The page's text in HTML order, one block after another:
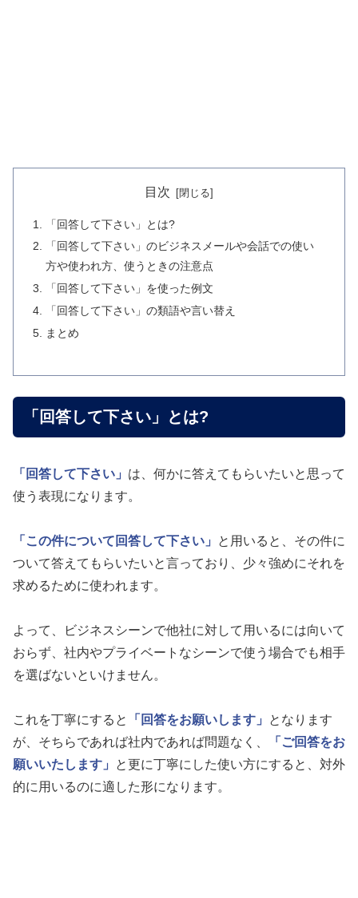
目次
「回答して下さい」とは?
「回答して下さい」のビジネスメールや会話での使い
方や使われ方、使うときの注意点
「回答して下さい」を使った例文
「回答して下さい」の類語や言い替え
まとめ
「回答して下さい」とは?
「回答して下さい」 は、何かに答えてもらいたいと思って
使う表現になります。
「この件について回答して下さい」
と用いると、その件に
ついて答えてもらいたいと言っており、少々強めにそれを
求めるために使われます。
よって、ビジネスシーンで他社に対して用いるには向いて
おらず、社内やプライベートなシーンで使う場合でも相手
を選ばないといけません。
これを丁寧にすると 「回答をお願いします」
となります
が、そちらであれば社内であれば問題なく、
「ご回答をお
願いいたします」
と更に丁寧にした使い方にすると、対外
的に用いるのに適した形になります。